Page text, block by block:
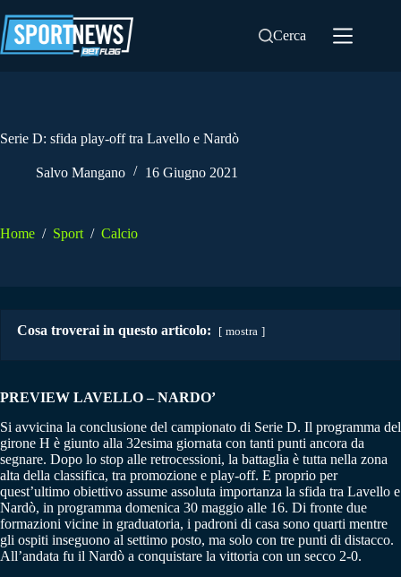
al
contenuto
Cerca
Serie D: sfida play-off tra Lavello e Nardò
Salvo Mangano 16 Giugno 2021
Home / Sport / Calcio
Cosa troverai in questo articolo: mostra
PREVIEW LAVELLO – NARDO’
Si avvicina la conclusione del campionato di Serie D. Il programma del
girone H è giunto alla 32esima giornata con tanti punti ancora da
segnare. Dopo lo stop alle retrocessioni, la battaglia è tutta nella zona
alta della classifica, tra promozione e play-off. E proprio per
quest’ultimo obiettivo assume assoluta importanza la sfida tra Lavello e
Nardò, in programma domenica 30 maggio alle 16. Di fronte due
formazioni vicine in graduatoria, i padroni di casa sono quarti mentre
gli ospiti inseguono al settimo posto, ma solo con tre punti di distacco.
All’andata fu il Nardò a conquistare la vittoria con un secco 2-0.